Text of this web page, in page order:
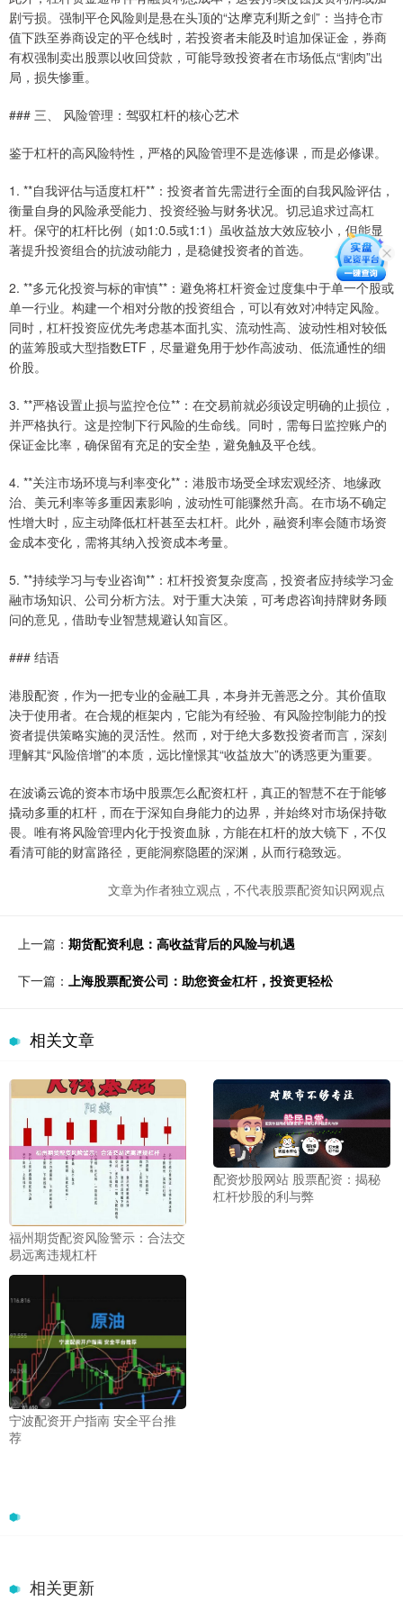
剧亏损。强制平仓风险则是悬在头顶的“达摩克利斯之剑”：当持仓市
值下跌至券商设定的平仓线时，若投资者未能及时追加保证金，券商
有权强制卖出股票以收回贷款，可能导致投资者在市场低点“割肉”出
局，损失惨重。
### 三、 风险管理：驾驭杠杆的核心艺术
鉴于杠杆的高风险特性，严格的风险管理不是选修课，而是必修课。
1. **自我评估与适度杠杆**：投资者首先需进行全面的自我风险评估，
衡量自身的风险承受能力、投资经验与财务状况。切忌追求过高杠
杆。保守的杠杆比例（如1:0.5或1:1）虽收益放大效应较小，但能显
著提升投资组合的抗波动能力，是稳健投资者的首选。
2. **多元化投资与标的审慎**：避免将杠杆资金过度集中于单一个股或
单一行业。构建一个相对分散的投资组合，可以有效对冲特定风险。
同时，杠杆投资应优先考虑基本面扎实、流动性高、波动性相对较低
的蓝筹股或大型指数ETF，尽量避免用于炒作高波动、低流通性的细
价股。
3. **严格设置止损与监控仓位**：在交易前就必须设定明确的止损位，
并严格执行。这是控制下行风险的生命线。同时，需每日监控账户的
保证金比率，确保留有充足的安全垫，避免触及平仓线。
4. **关注市场环境与利率变化**：港股市场受全球宏观经济、地缘政
治、美元利率等多重因素影响，波动性可能骤然升高。在市场不确定
性增大时，应主动降低杠杆甚至去杠杆。此外，融资利率会随市场资
金成本变化，需将其纳入投资成本考量。
5. **持续学习与专业咨询**：杠杆投资复杂度高，投资者应持续学习金
融市场知识、公司分析方法。对于重大决策，可考虑咨询持牌财务顾
问的意见，借助专业智慧规避认知盲区。
### 结语
港股配资，作为一把专业的金融工具，本身并无善恶之分。其价值取
决于使用者。在合规的框架内，它能为有经验、有风险控制能力的投
资者提供策略实施的灵活性。然而，对于绝大多数投资者而言，深刻
理解其“风险倍增”的本质，远比憧憬其“收益放大”的诱惑更为重要。
在波谲云诡的资本市场中股票怎么配资杠杆，真正的智慧不在于能够
撬动多重的杠杆，而在于深知自身能力的边界，并始终对市场保持敬
畏。唯有将风险管理内化于投资血脉，方能在杠杆的放大镜下，不仅
看清可能的财富路径，更能洞察隐匿的深渊，从而行稳致远。
文章为作者独立观点，不代表股票配资知识网观点
上一篇： 期货配资利息：高收益背后的风险与机遇
下一篇： 上海股票配资公司：助您资金杠杆，投资更轻松
相关文章
福州期货配资风险警示：合法交
易远离违规杠杆
配资炒股网站 股票配资：揭秘
杠杆炒股的利与弊
宁波配资开户指南 安全平台推
荐
相关更新